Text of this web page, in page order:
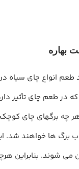
بهاره
انواع چای سیاه
در طعم چای تأثیر
چه برگهای چای کوچک
برگ ها خواهند شد.
می شوند. بنابراین